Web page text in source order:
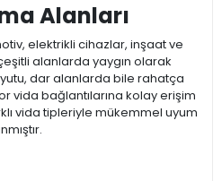
Alanları
elektrikli cihazlar, inşaat ve
alanlarda yaygın olarak
dar alanlarda bile rahatça
vida bağlantılarına kolay erişim
vida tipleriyle mükemmel uyum